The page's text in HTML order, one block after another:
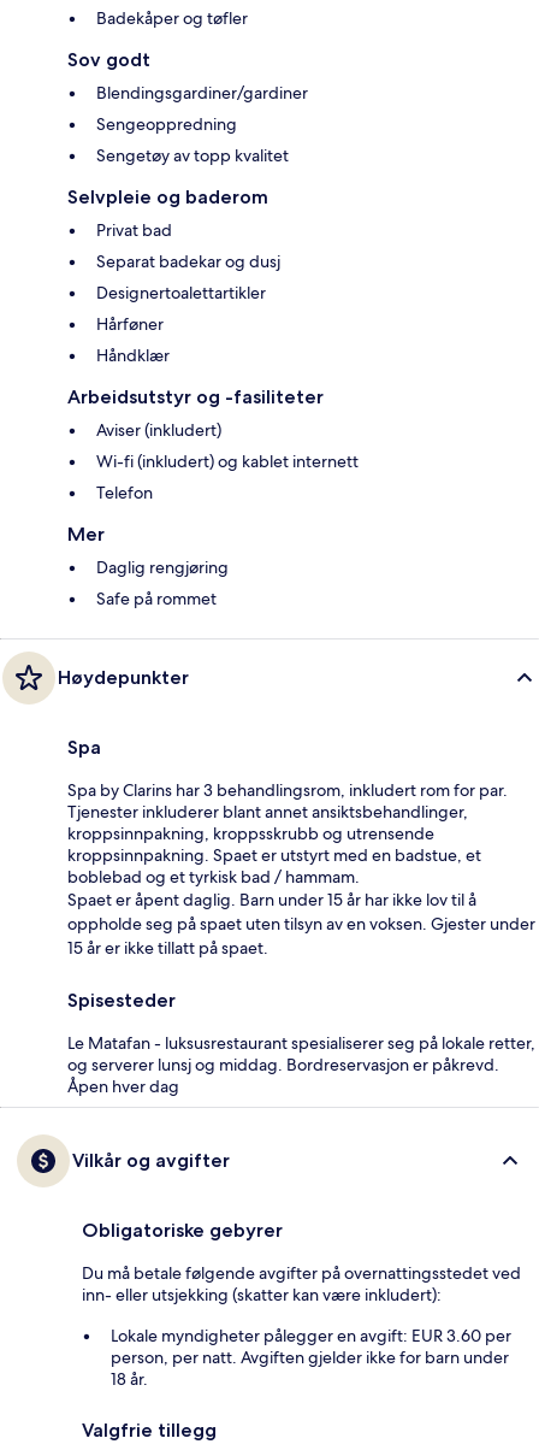
Badekåper og tøfler
Sov godt
Blendingsgardiner/gardiner
Sengeoppredning
Sengetøy av topp kvalitet
Selvpleie og baderom
Privat bad
Separat badekar og dusj
Designertoalettartikler
Hårføner
Håndklær
Arbeidsutstyr og -fasiliteter
Aviser (inkludert)
Wi-fi (inkludert) og kablet internett
Telefon
Mer
Daglig rengjøring
Safe på rommet
Høydepunkter
Spa
Spa by Clarins har 3 behandlingsrom, inkludert rom for par.
Tjenester inkluderer blant annet ansiktsbehandlinger,
kroppsinnpakning, kroppsskrubb og utrensende
kroppsinnpakning. Spaet er utstyrt med en badstue, et
boblebad og et tyrkisk bad / hammam.
Spaet er åpent daglig. Barn under 15 år har ikke lov til å
oppholde seg på spaet uten tilsyn av en voksen. Gjester under
15 år er ikke tillatt på spaet.
Spisesteder
Le Matafan - luksusrestaurant spesialiserer seg på lokale retter,
og serverer lunsj og middag. Bordreservasjon er påkrevd.
Åpen hver dag
Vilkår og avgifter
Obligatoriske gebyrer
Du må betale følgende avgifter på overnattingsstedet ved
inn- eller utsjekking (skatter kan være inkludert):
Lokale myndigheter pålegger en avgift: EUR 3.60 per
person, per natt. Avgiften gjelder ikke for barn under
18 år.
Valgfrie tillegg